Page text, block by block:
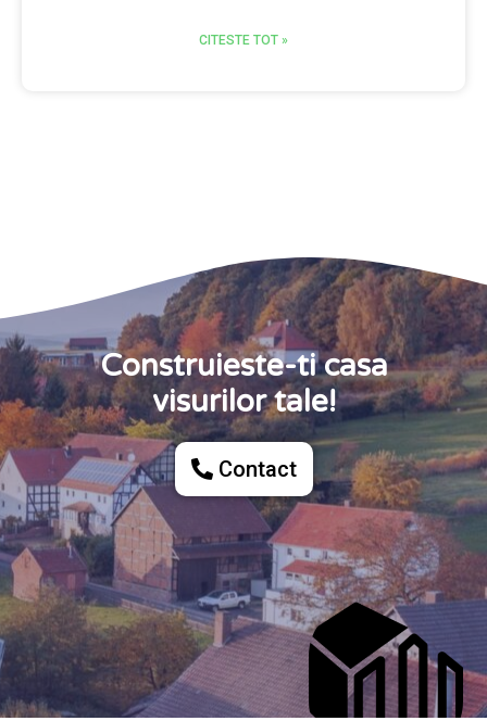
CITESTE TOT »
Construieste-ti casa
visurilor tale!
Contact